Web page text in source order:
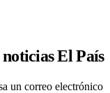
El País
un correo electrónico